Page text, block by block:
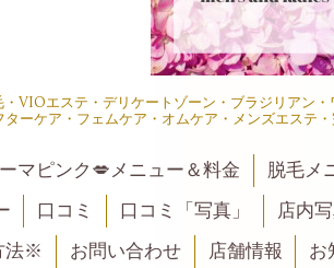
VIOエステ・デリケートゾーン・ブラジリアン
ーケア・フェムケア・オムケア・メンズエステ
マピンク💋メニュー＆料金 脱毛メ
口コミ 口コミ「写真」 店内
法※
お問い合わせ 店舗情報 お